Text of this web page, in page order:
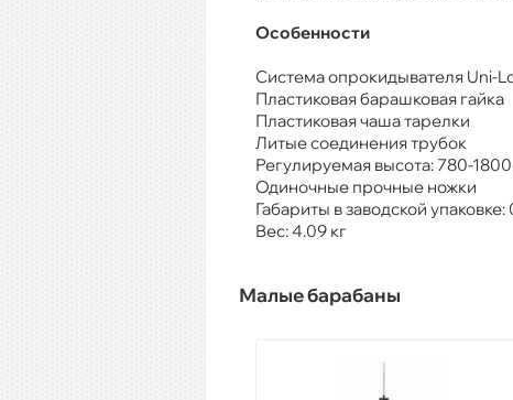
Особенности
Система опрокидывателя Uni-
Пластиковая барашковая гайка
Пластиковая чаша тарелки
Литые соединения трубок
Регулируемая высота: 780-
Одиночные прочные ножки
Габариты в заводской упаковке:
Вес: 4.09 кг
Малые барабаны